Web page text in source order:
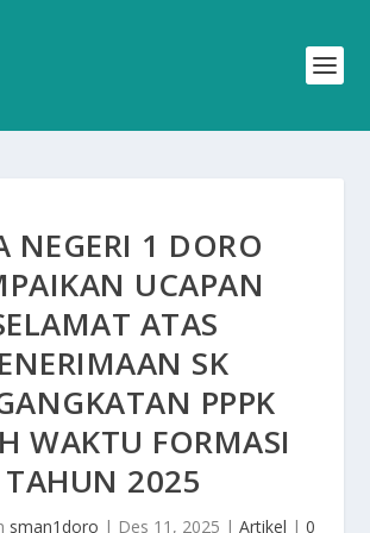
NEGERI 1 DORO
UCAPAN
ATAS
SK
PPPK
WAKTU FORMASI
TAHUN 2025
sman1doro | Des 11, 2025 | Artikel | 0